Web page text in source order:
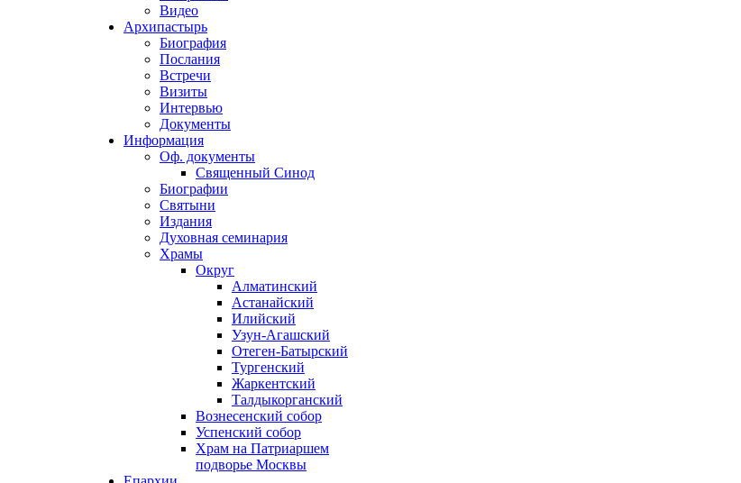
Видео
Архипастырь
Биография
Послания
Встречи
Визиты
Интервью
Документы
Информация
Оф. документы
Священный Синод
Биографии
Святыни
Издания
Духовная семинария
Храмы
Округ
Алматинский
Астанайский
Илийский
Узун-Агашский
Отеген-Батырский
Тургенский
Жаркентский
Талдыкорганский
Вознесенский собор
Успенский собор
Храм на Патриаршем
подворье Москвы